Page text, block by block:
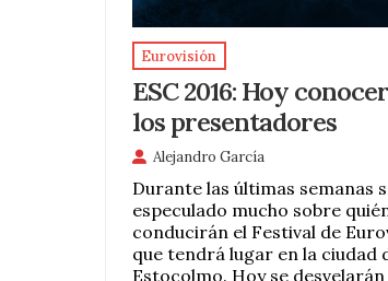
Eurovisión
ESC 2016: Hoy
los presentadores
Alejandro García
Durante las últimas semanas
especulado mucho sobre
conducirán el Festival de
que tendrá lugar en la ciudad
Estocolmo. Hoy se desvelarán